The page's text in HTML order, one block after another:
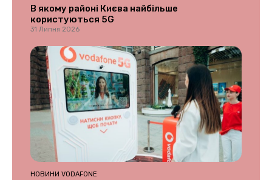
В якому районі Києва найбільше
користуються 5G
31 Липня 2026
НОВИНИ VODAFONE